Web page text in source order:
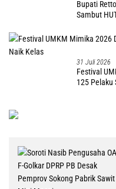
Bupati
Sambut
31 Juli 2026
Festival
125 Pelaku